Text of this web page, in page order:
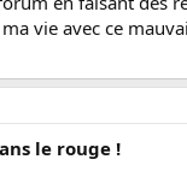
vie avec ce
le rouge !